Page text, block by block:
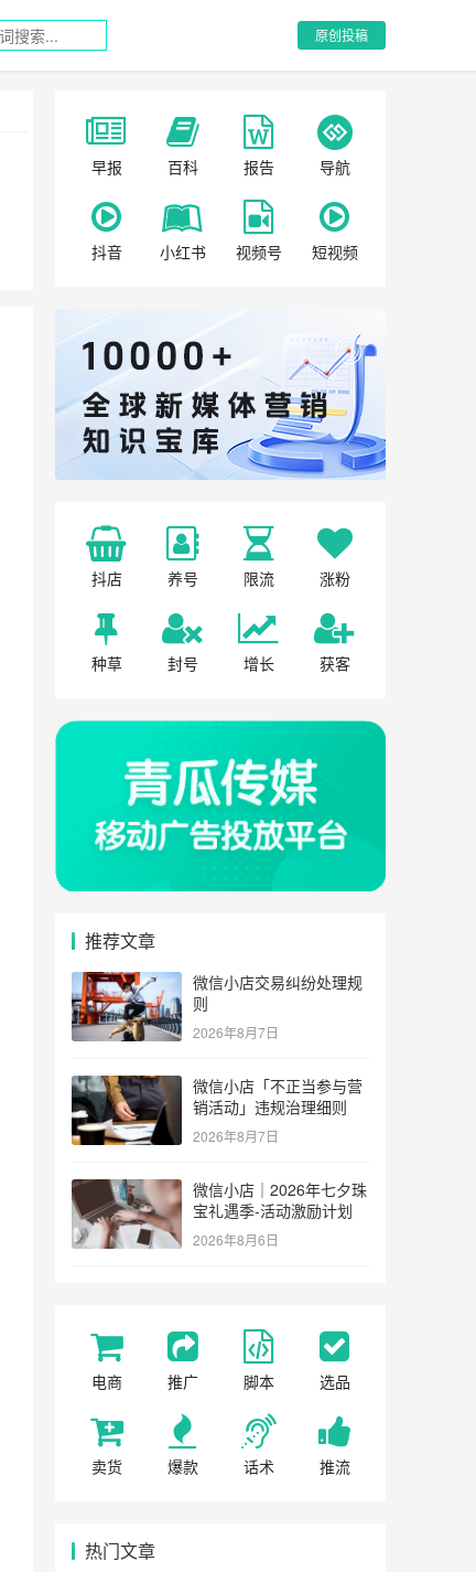
原创投稿
早报 百科 报告 导航
抖音 小红书 视频号 短视频
抖店 养号 限流 涨粉
种草 封号 增长 获客
推荐文章
微信小店交易纠纷处理规
则
2026年8月7日
微信小店「不正当参与营
销活动」违规治理细则
2026年8月7日
微信小店｜2026年七夕珠
宝礼遇季-活动激励计划
2026年8月6日
电商 推广 脚本 选品
卖货 爆款 话术 推流
热门文章